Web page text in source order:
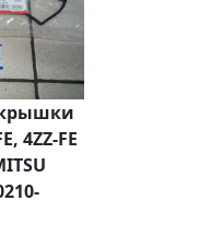
4ZZ-FE